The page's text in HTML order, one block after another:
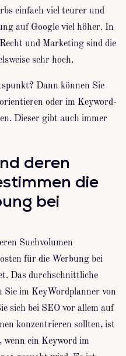
einfach viel teurer und
auf Google viel höher. In
und Marketing sind die
sehr hoch.
Dann können Sie
oder im Keyword-
Dieser gibt auch immer
deren
die
bei
Suchvolumen
für die Werbung bei
Das durchschnittliche
Sie im KeyWordplanner von
sich bei SEO vor allem auf
konzentrieren sollten, ist
wenn ein Keyword im